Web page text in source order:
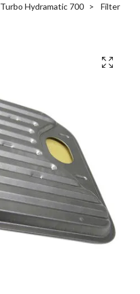
Turbo Hydramatic 700
Filter